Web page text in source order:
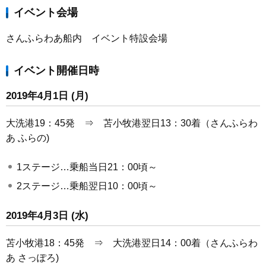
イベント会場
さんふらわあ船内 イベント特設会場
イベント開催日時
2019年4月1日 (月)
大洗港19：45発 ⇒ 苫小牧港翌日13：30着（さんふらわ
あ ふらの)
1ステージ…乗船当日21：00頃～
2ステージ…乗船翌日10：00頃～
2019年4月3日 (水)
苫小牧港18：45発 ⇒ 大洗港翌日14：00着（さんふらわ
あ さっぽろ)